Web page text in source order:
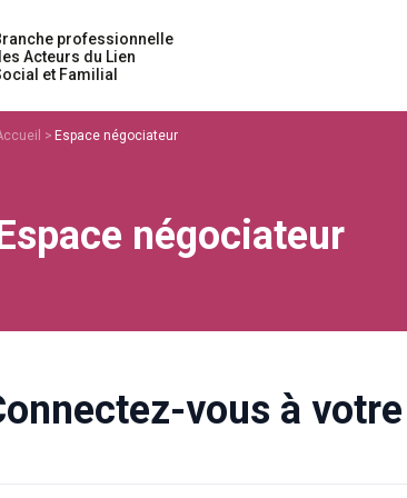
Espace négociateur
négociateur
vous à